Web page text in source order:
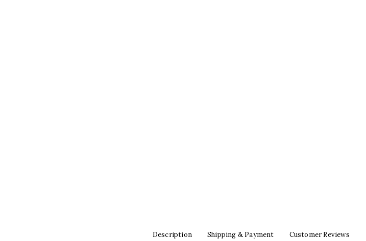
Description Shipping & Payment Customer Reviews